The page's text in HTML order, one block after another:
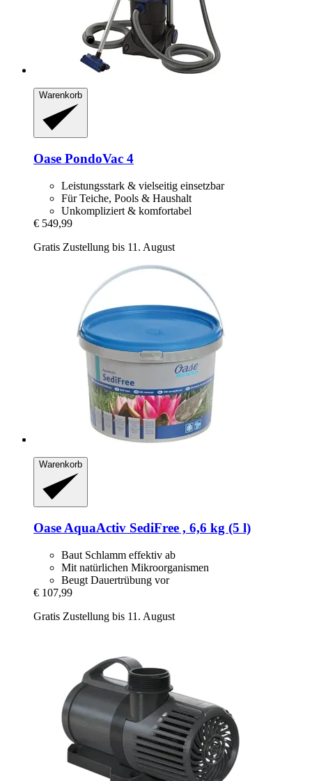
Warenkorb
Oase PondoVac 4
Leistungsstark & vielseitig einsetzbar
Für Teiche, Pools & Haushalt
Unkompliziert & komfortabel
€ 549,99
Gratis Zustellung bis 11. August
Warenkorb
Oase AquaActiv SediFree , 6,6 kg (5 l)
Baut Schlamm effektiv ab
Mit natürlichen Mikroorganismen
Beugt Dauertrübung vor
€ 107,99
Gratis Zustellung bis 11. August